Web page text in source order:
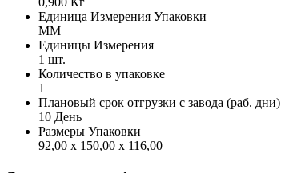
Единица Измерения Упаковки
MM
Единицы Измерения
1 шт.
Количество в упаковке
1
Плановый срок отгрузки с завода (раб. дни)
10 День
Размеры Упаковки
92,00 x 150,00 x 116,00